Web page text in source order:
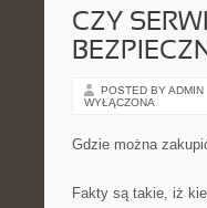
CZY
POSTED BY ADMIN
WYŁĄCZONA
Gdzie można
Fakty są takie, iż